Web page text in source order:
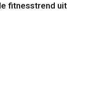
fitnesstrend uit